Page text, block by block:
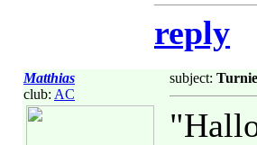
reply
Matthias
club: AC
subject: